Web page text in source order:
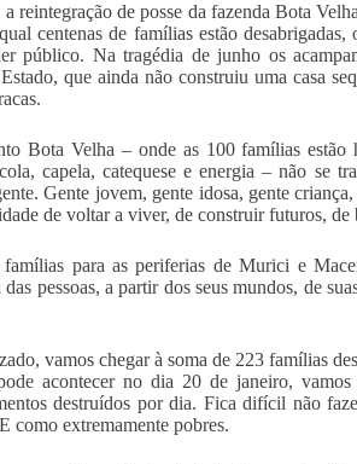
reintegração de posse da fazenda Bota
centenas de famílias estão
público. Na tragédia de junho os
que ainda não construiu uma casa
Bota Velha – onde as 100 famílias
capela, catequese e energia – não se
Gente jovem, gente idosa, gente
de voltar a viver, de construir futuros, de
famílias para as periferias de Murici e
pessoas, a partir dos seus mundos, de
vamos chegar à soma de 223 famílias
acontecer no dia 20 de janeiro,
destruídos por dia. Fica difícil não
como extremamente pobres.